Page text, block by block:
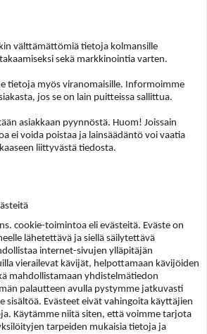
välttämättömiä tietoja kolmansille
sekä markkinointia varten.
tietoja myös viranomaisille. Informoimme
jos se on lain puitteissa sallittua.
asiakkaan pyynnöstä. Huom! Joissain
ei voida poistaa ja lainsäädäntö voi vaatia
liittyvästä tiedosta.
cookie-toimintoa eli evästeitä. Eväste on
lähetettävä ja siellä säilytettävä
internet-sivujen ylläpitäjän
vierailevat kävijät, helpottamaan kävijöiden
mahdollistamaan yhdistelmätiedon
palautteen avulla pystymme jatkuvasti
sisältöä. Evästeet eivät vahingoita käyttäjien
Käytämme niitä siten, että voimme tarjota
tarpeiden mukaisia tietoja ja